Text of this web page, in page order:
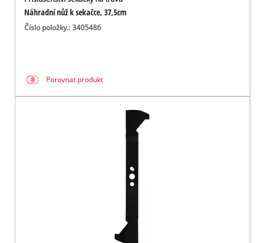
Náhradní nůž k sekačce, 37,5cm
Číslo položky.: 3405486
Porovnat produkt